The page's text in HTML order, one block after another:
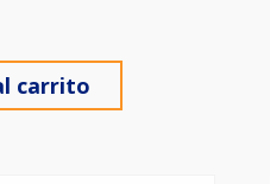
carrito